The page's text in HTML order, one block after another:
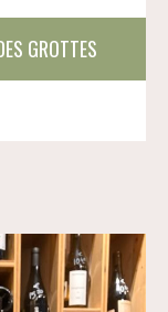
GROTTES